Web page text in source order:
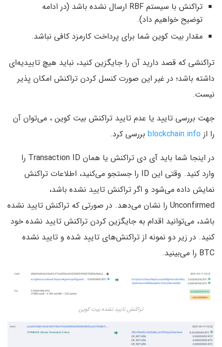
تراکنش با سیستم RBF ارسال نشده باشد (در ادامه
توضیح خواهیم داد).
مقدار بیت کوین شما برای پرداخت کارمزد کافی نباشد.
تراکنشی که قصد دارید آن را جایگزین کنید، نباید هیچ تاییدیه‌ای
داشته باشد؛ در غیر این صورت کنسل کردن تراکنش امکان پذیر
نیست.
جهت بررسی تایید یا عدم تایید تراکنش بیت کوین ، می‌توان آن
را از blockchain.info بررسی کرد.
در اینجا شما باید آی دی تراکنش یا همان Transaction ID را
وارد کنید. وقتی این ID را جستجو می‌کنید، اطلاعات تراکنش
نمایش داده می‌شود و اگر تراکنش تایید نشده باشد،
Unconfirmed را نشان می‌دهد. در صورتی که تراکنش تایید نشده
باشد، می‌توانید اقدام به جایگزین کردن تراکنش تایید نشده خود
کنید. در زیر دو نمونه از تراکنش‌های تایید شده و تایید نشده
BTC را می‌بینید.
تراکنش تایید نشده بیت کوین